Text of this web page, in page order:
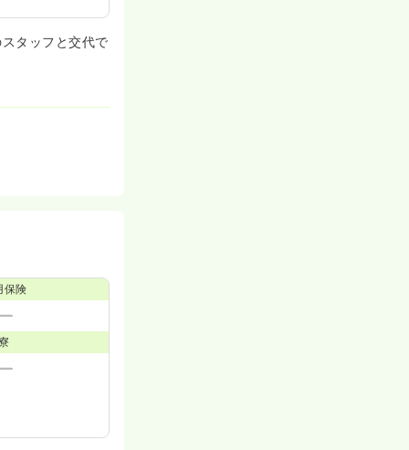
タッフと交代で
保険